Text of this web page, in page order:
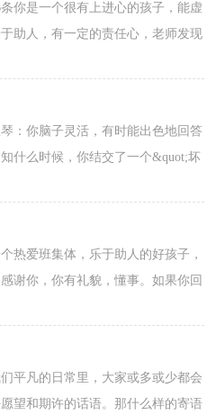
你是一个很有上进心的孩子，能虚
助人，有一定的责任心，老师发现
望你改进学习方法，上课能...
：你脑子灵活，有时能出色地回答
什么时候，你结交了一个&quot;坏
好。哎，多可恨呀！想知道这个
热爱班集体，乐于助人的好孩子，
谢你，你有礼貌，懂事。如果你回
就更好了，你说对吗？加油！以
平凡的日常里，大家或多或少都会
望和期许的话语。那什么样的寄语